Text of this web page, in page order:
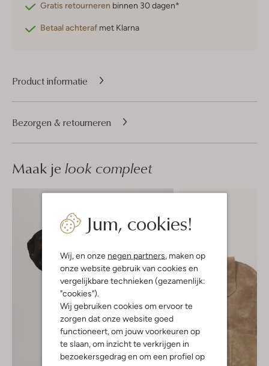
Jum, cookies!
Wij, en onze negen partners, maken op
onze website gebruik van cookies en
vergelijkbare technieken (gezamenlijk:
"cookies").
Wij gebruiken cookies om ervoor te
zorgen dat onze website goed
functioneert, om jouw voorkeuren op
te slaan, om inzicht te verkrijgen in
bezoekersgedrag en om een profiel op
Gratis retourneren binnen 30 dagen*
Betaal achteraf met Klarna
Product informatie
Bezorgen & retourneren
Maak je look compleet